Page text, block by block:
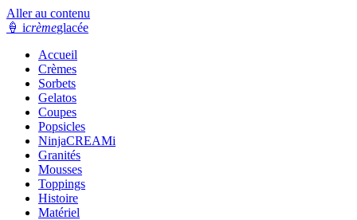
Aller au contenu
🍦 icrèmeglacée
Accueil
Crèmes
Sorbets
Gelatos
Coupes
Popsicles
NinjaCREAMi
Granités
Mousses
Toppings
Histoire
Matériel